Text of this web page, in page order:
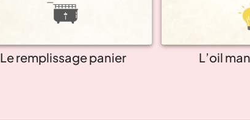
Le remplissage panier L’oil